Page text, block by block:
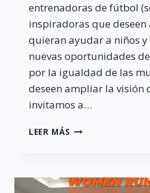
entrenadoras de fútbol
inspiradoras que
quieran ayudar a niños y
nuevas oportunidades
por la igualdad de las
deseen ampliar la visión
invitamos a…
LEER MÁS CONVOCATORIA
SOCCER